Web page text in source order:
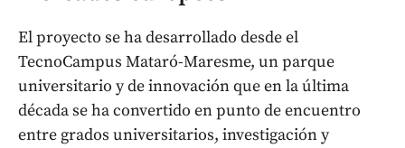
El proyecto se ha desarrollado desde el
TecnoCampus Mataró-Maresme, un parque
universitario y de innovación que en la última
década se ha convertido en punto de encuentro
entre grados universitarios, investigación y